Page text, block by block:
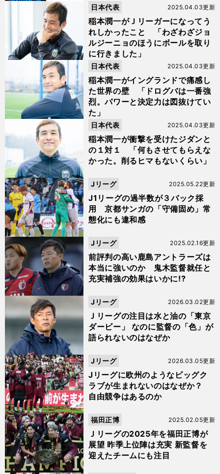
稲本潤一がＪリーガーになってう
れしかったこと 「わざわざジョ
ルジーニョのほうにボールを取り
に行きました」
2025.04.03更新
日本代表
稲本潤一がイングランドで痛感し
た世界の壁 「ドログバは一番強
烈。パワーと決定力は図抜けてい
た」
2025.04.03更新
日本代表
稲本潤一が衝撃を受けたジダンと
の１対１ 「何もさせてもらえな
かった。削るヒマもないくらい」
2025.04.03更新
日本代表
J1リーグの過半数が３バック採
用 京都サンガの「守備固め」常
態化にも違和感
2025.05.22更新
Jリーグ
前評判の高い鹿島アントラーズは
本当に強いのか 鬼木監督就任と
充実補強の効果はいかに!?
2025.02.16更新
Jリーグ
Ｊリーグの注目は水と油の「東京
ダービー」 なのに監督の「色」が
語られないのはなぜか
2026.03.02更新
Jリーグ
Jリーグに欧州のようなビッグク
ラブが生まれないのはなぜか？
自由競争はあるのか
2026.03.05更新
Jリーグ
Ｊリーグの2025年を福田正博が
展望 昨季上位陣は充実 新監督を
迎えたチームにも注目
2025.02.05更新
福田正博